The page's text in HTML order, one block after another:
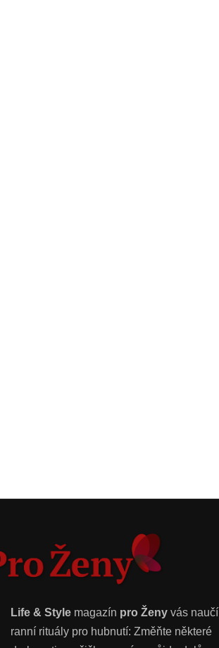
Life & Style magazín pro Ženy vás naučí
ranní rituály pro hubnutí: Změňte některé